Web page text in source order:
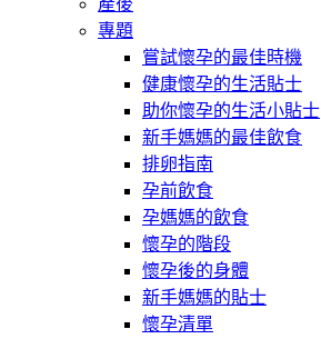
專題
嘗試懷孕的最佳時機
健康懷孕的生活貼士
助你懷孕的生活小貼士
新手媽媽的最佳飲食
排卵指南
孕前飲食
孕媽媽的飲食
懷孕的階段
懷孕後的身體
新手媽媽的貼士
懷孕清單